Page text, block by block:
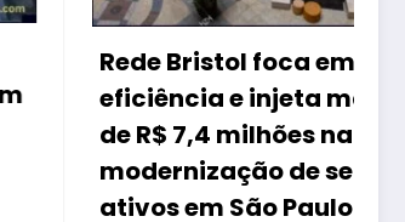
Rede Bristol foca em
eficiência e injeta mais
de R$ 7,4 milhões na
modernização de seus
ativos em São Paulo